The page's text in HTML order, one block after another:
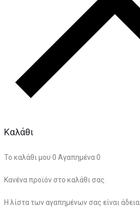
Καλάθι
Το καλάθι μου 0 Αγαπημένα0
Κανένα προϊόν στο καλάθι σας.
Η λίστα των αγαπημένων σας είναι άδεια.